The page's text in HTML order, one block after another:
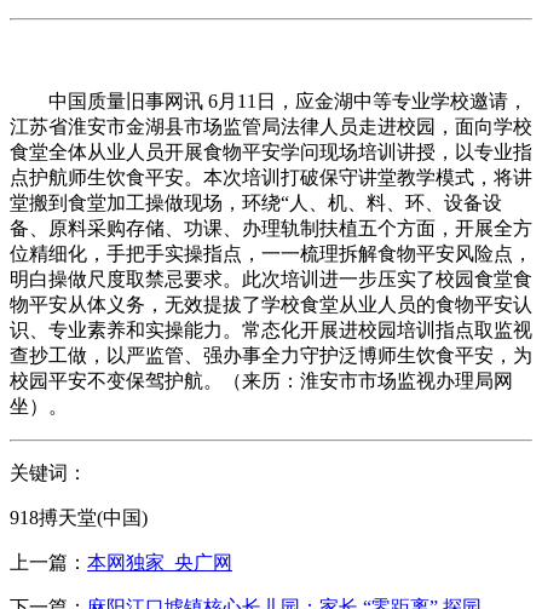
中国质量旧事网讯 6月11日，应金湖中等专业学校邀请，
江苏省淮安市金湖县市场监管局法律人员走进校园，面向学校
食堂全体从业人员开展食物平安学问现场培训讲授，以专业指
点护航师生饮食平安。本次培训打破保守讲堂教学模式，将讲
堂搬到食堂加工操做现场，环绕“人、机、料、环、设备设
备、原料采购存储、功课、办理轨制扶植五个方面，开展全方
位精细化，手把手实操指点，一一梳理拆解食物平安风险点，
明白操做尺度取禁忌要求。此次培训进一步压实了校园食堂食
物平安从体义务，无效提拔了学校食堂从业人员的食物平安认
识、专业素养和实操能力。常态化开展进校园培训指点取监视
查抄工做，以严监管、强办事全力守护泛博师生饮食平安，为
校园平安不变保驾护航。（来历：淮安市市场监视办理局网
坐）。
关键词：
918搏天堂(中国)
上一篇： 本网独家_央广网